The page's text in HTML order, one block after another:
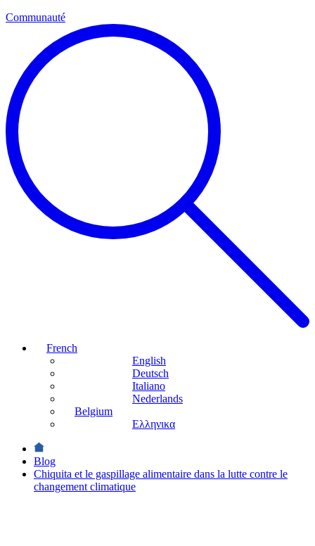
Communauté
French
English
Deutsch
Italiano
Nederlands
Belgium
Ελληνικα
Blog
Chiquita et le gaspillage alimentaire dans la lutte contre le
changement climatique